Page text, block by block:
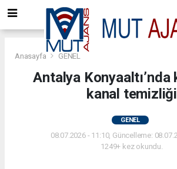
Anasayfa GENEL
Antalya Konyaaltı’nda
kanal temizliği
GENEL
08.07.2026 - 11:10, Güncelleme:
1249+ kez okundu.